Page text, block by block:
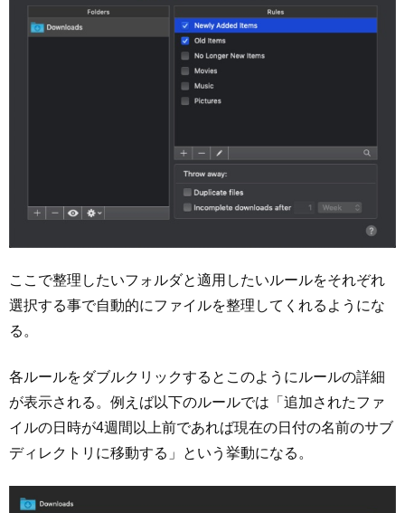
ここで整理したいフォルダと適用したいルールをそれぞれ
選択する事で自動的にファイルを整理してくれるようにな
る。
各ルールをダブルクリックするとこのようにルールの詳細
が表示される。例えば以下のルールでは「追加されたファ
イルの日時が4週間以上前であれば現在の日付の名前のサブ
ディレクトリに移動する」という挙動になる。